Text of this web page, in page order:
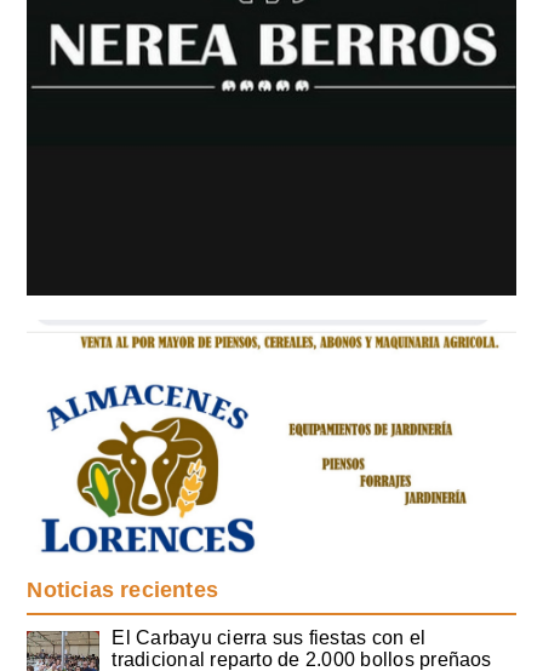
Noticias recientes
El Carbayu cierra sus fiestas con el
tradicional reparto de 2.000 bollos preñaos